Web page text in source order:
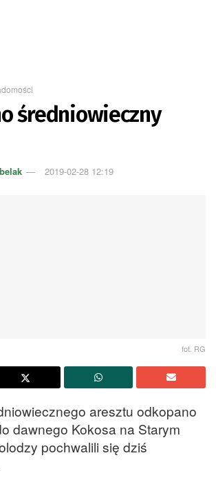
średniowieczny
2019-02-28 12:19
fot. RG
aresztu odkopano
dawnego Kokosa na Starym
pochwalili się dziś